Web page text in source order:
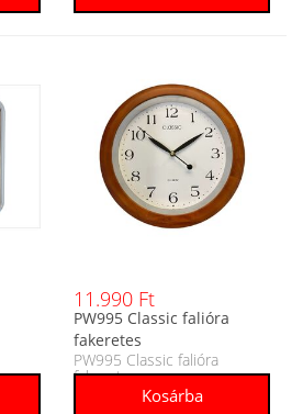
11.990 Ft
PW995 Classic falióra
fakeretes
PW995 Classic falióra
fakeretes